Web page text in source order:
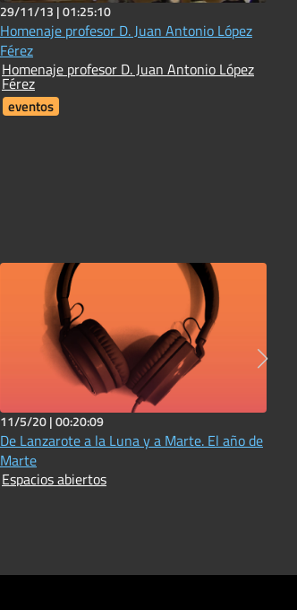
29/11/13 |01:25:10
Homenaje profesor D. Juan Antonio López
Férez
Homenaje profesor D. Juan Antonio López
Férez
eventos
11/5/20 |00:20:09
De Lanzarote a la Luna y a Marte. El año de
Marte
Espacios abiertos